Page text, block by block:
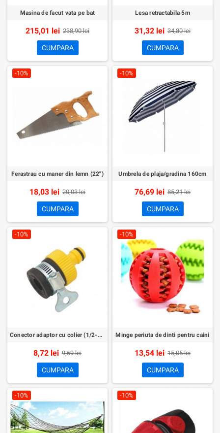
Masina de facut vata pe bat
215,01 lei 238,90 lei
CUMPARA
Lesa retractabila 5m
31,32 lei 34,80 lei
CUMPARA
-10%
Ferastrau cu maner din lemn (22")
18,03 lei 20,03 lei
CUMPARA
-10%
Umbrela de plaja/gradina 160cm
76,69 lei 85,21 lei
CUMPARA
-10%
Conector adaptor cu colier (1/2-3/4)
8,72 lei 9,69 lei
CUMPARA
-10%
Minge periuta de dinti pentru caini
13,54 lei 15,05 lei
CUMPARA
-10% -10%